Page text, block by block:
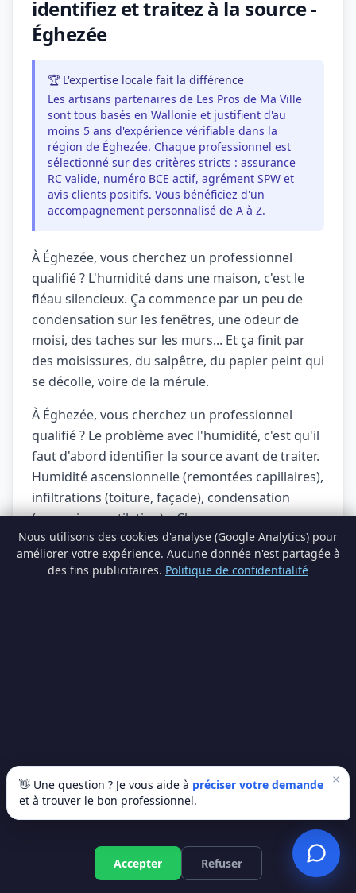
Nous utilisons des cookies d'analyse (Google Analytics) pour
améliorer votre expérience. Aucune donnée n'est partagée à
des fins publicitaires. Politique de confidentialité
Accepter Refuser
identifiez et traitez à la source -
Éghezée
🏆 L'expertise locale fait la différence
Les artisans partenaires de Les Pros de Ma Ville
sont tous basés en Wallonie et justifient d'au
moins 5 ans d'expérience vérifiable dans la
région de Éghezée. Chaque professionnel est
sélectionné sur des critères stricts : assurance
RC valide, numéro BCE actif, agrément SPW et
avis clients positifs. Vous bénéficiez d'un
accompagnement personnalisé de A à Z.
À Éghezée, vous cherchez un professionnel
qualifié ? L'humidité dans une maison, c'est le
fléau silencieux. Ça commence par un peu de
condensation sur les fenêtres, une odeur de
moisi, des taches sur les murs... Et ça finit par
des moisissures, du salpêtre, du papier peint qui
se décolle, voire de la mérule.
À Éghezée, vous cherchez un professionnel
qualifié ? Le problème avec l'humidité, c'est qu'il
faut d'abord identifier la source avant de traiter.
Humidité ascensionnelle (remontées capillaires),
infiltrations (toiture, façade), condensation
(mauvaise ventilation)... Chaque cause a son
traitement.
Traces d'humidité typiques
À Éghezée, vous cherchez un professionnel
qualifié ? Trop souvent, les gens repeignent par-
dessus ou posent un nouveau revêtement sans
traiter le problème de fond. Résultat : les taches
Devis gratuit
×
👋 Une question ? Je vous aide à préciser votre demande
et à trouver le bon professionnel.